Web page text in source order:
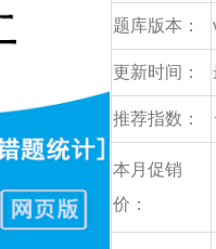
题库版本：
更新时间：
推荐指数：
本月促销
价：